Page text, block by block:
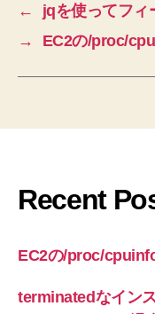
←
jqを使ってフィ
→
EC2の/proc/
Recent
EC2の/proc/
terminatedなイン